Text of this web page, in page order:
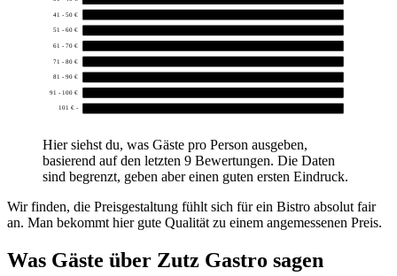
41 - 50 €
51 - 60 €
61 - 70 €
71 - 80 €
81 - 90 €
91 - 100 €
101 € -
Hier siehst du, was Gäste pro Person ausgeben,
basierend auf den letzten 9 Bewertungen. Die Daten
sind begrenzt, geben aber einen guten ersten Eindruck.
Wir finden, die Preisgestaltung fühlt sich für ein Bistro absolut fair
an. Man bekommt hier gute Qualität zu einem angemessenen Preis.
Was Gäste über Zutz Gastro sagen